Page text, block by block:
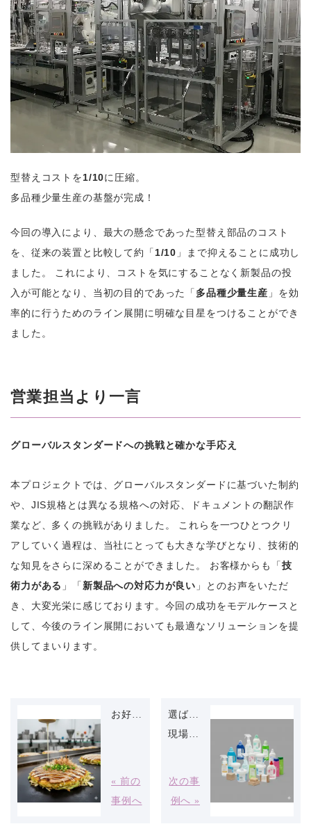
型替えコストを1/10に圧縮。
多品種少量生産の基盤が完成！
今回の導入により、最大の懸念であった型替え部品のコスト
を、従来の装置と比較して約「 1/10 」まで抑えることに成功し
ました。 これにより、コストを気にすることなく新製品の投
入が可能となり、当初の目的であった「 多品種少量生産 」を効
率的に行うためのライン展開に明確な目星をつけることができ
ました。
営業担当より一言
グローバルスタンダードへの挑戦と確かな手応え
本プロジェクトでは、グローバルスタンダードに基づいた制約
や、JIS規格とは異なる規格への対応、ドキュメントの翻訳作
業など、多くの挑戦がありました。 これらを一つひとつクリ
アしていく過程は、当社にとっても大きな学びとなり、技術的
な知見をさらに深めることができました。 お客様からも「技
術力がある 」「 新製品への対応力が良い 」とのお声をいただ
き、大変光栄に感じております。今回の成功をモデルケースと
して、今後のライン展開においても最適なソリューションを提
供してまいります。
お好み焼き生地の自動充填システム導入事例
« 前の
事例へ
選ばれ続けて、計7台
現場が認めたのは、美しすぎる積み姿と静寂でした
次の事
例へ »